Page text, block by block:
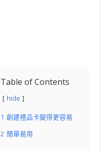
Table of Contents
hide
1 創建禮品卡變得更容易
2 簡單易用